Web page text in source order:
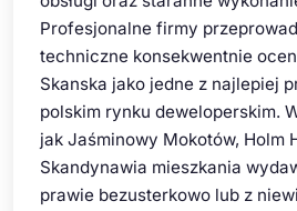
Profesjonalne firmy
techniczne konsekwentnie
Skanska jako jedne z najlepiej
polskim rynku deweloperskim.
jak Jaśminowy Mokotów, Holm
Skandynawia mieszkania
prawie bezusterkowo lub z